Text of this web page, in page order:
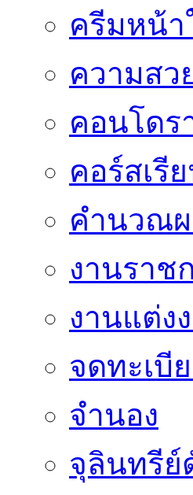
ครีมหน้า
ความสว
คอนโดร
คอร์สเรี
คำนวณ
งานราช
งานแต่ง
จดทะเบี
จำนอง
จุลินทรีย์